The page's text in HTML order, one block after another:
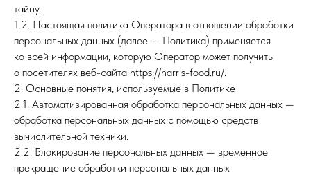
тайну.
1.2. Настоящая политика Оператора в отношении обработки
персональных данных (далее — Политика) применяется
ко всей информации, которую Оператор может получить
о посетителях веб-сайта https://harris-food.ru/.
2. Основные понятия, используемые в Политике
2.1. Автоматизированная обработка персональных данных —
обработка персональных данных с помощью средств
вычислительной техники.
2.2. Блокирование персональных данных — временное
прекращение обработки персональных данных